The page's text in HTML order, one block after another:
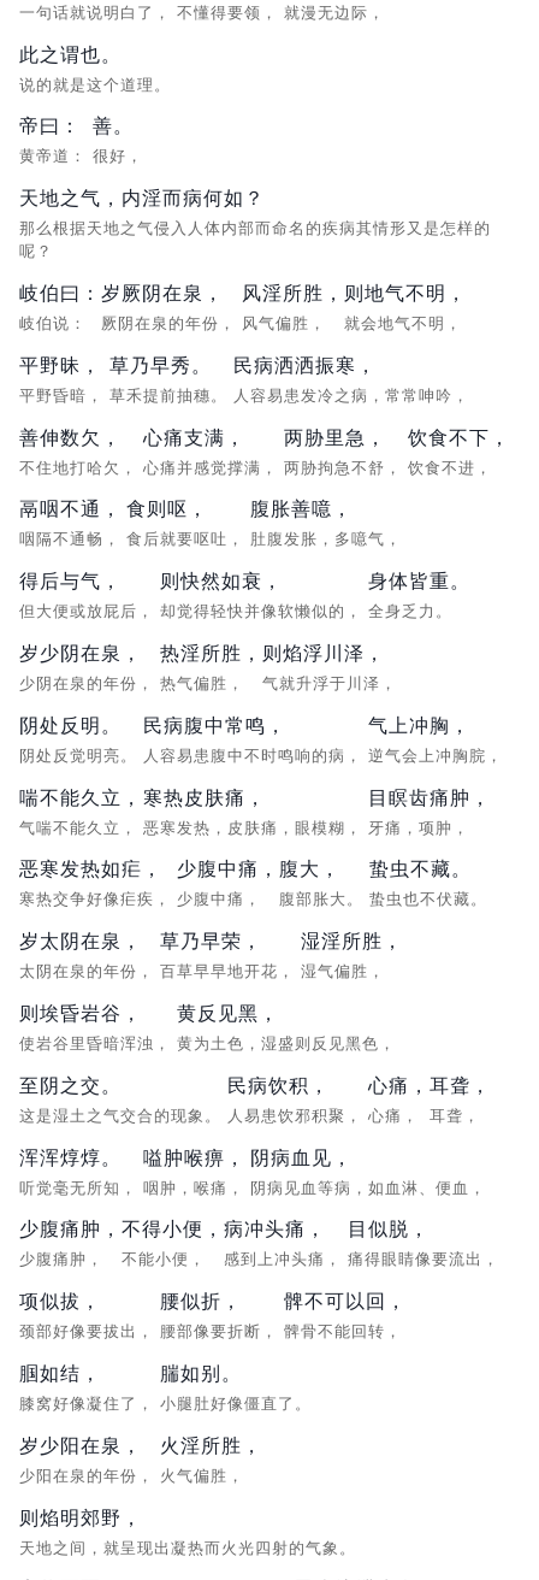
一句话就说明白了， 不懂得要领， 就漫无边际，
此之谓也。
说的就是这个道理。
帝曰：
黄帝道：
善。
很好，
天地之气，内淫而病何如？
那么根据天地之气侵入人体内部而命名的疾病其情形又是怎样的
呢？
岐伯曰：
岐伯说：
岁厥阴在泉，
厥阴在泉的年份，
风淫所胜，
风气偏胜，
则地气不明，
就会地气不明，
平野昧，
平野昏暗，
草乃早秀。
草禾提前抽穗。
民病洒洒振寒，
人容易患发冷之病，常常呻吟，
善伸数欠，
不住地打哈欠，
心痛支满，
心痛并感觉撑满，
两胁里急，
两胁拘急不舒，
饮食不下，
饮食不进，
鬲咽不通，
咽隔不通畅，
食则呕，
食后就要呕吐，
腹胀善噫，
肚腹发胀，多噫气，
得后与气，
但大便或放屁后，
则快然如衰，
却觉得轻快并像软懒似的，
身体皆重。
全身乏力。
岁少阴在泉，
少阴在泉的年份，
热淫所胜，
热气偏胜，
则焰浮川泽，
气就升浮于川泽，
阴处反明。
阴处反觉明亮。
民病腹中常鸣，
人容易患腹中不时鸣响的病，
气上冲胸，
逆气会上冲胸脘，
喘不能久立，
气喘不能久立，
寒热皮肤痛，
恶寒发热，皮肤痛，眼模糊，
目瞑齿痛肿，
牙痛，项肿，
恶寒发热如疟，
寒热交争好像疟疾，
少腹中痛，
少腹中痛，
腹大，
腹部胀大。
蛰虫不藏。
蛰虫也不伏藏。
岁太阴在泉，
太阴在泉的年份，
草乃早荣，
百草早早地开花，
湿淫所胜，
湿气偏胜，
则埃昏岩谷，
使岩谷里昏暗浑浊，
黄反见黑，
黄为土色，湿盛则反见黑色，
至阴之交。
这是湿土之气交合的现象。
民病饮积，
人易患饮邪积聚，
心痛，
心痛，
耳聋，
耳聋，
浑浑焞焞。
听觉毫无所知，
嗌肿喉痹，
咽肿，喉痛，
阴病血见，
阴病见血等病，如血淋、便血，
少腹痛肿，
少腹痛肿，
不得小便，
不能小便，
病冲头痛，
感到上冲头痛，
目似脱，
痛得眼睛像要流出，
项似拔，
颈部好像要拔出，
腰似折，
腰部像要折断，
髀不可以回，
髀骨不能回转，
腘如结，
膝窝好像凝住了，
腨如别。
小腿肚好像僵直了。
岁少阳在泉，
少阳在泉的年份，
火淫所胜，
火气偏胜，
则焰明郊野，
天地之间，就呈现出凝热而火光四射的气象。